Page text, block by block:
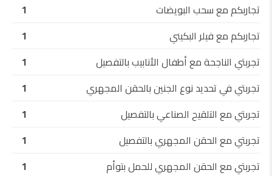
تجاربكم مع سحب البويضات
1
تجاربكم مع فيلر البكيني
1
تجربتي الناجحة مع أطفال الأنابيب بالتفصيل
1
تجربتي في تحديد نوع الجنين بالحقن المجهري
1
تجربتي مع التلقيح الصناعي بالتفصيل
1
تجربتي مع الحقن المجهري بالتفصيل
1
تجربتي مع الحقن المجهري للحمل بتوأم
1